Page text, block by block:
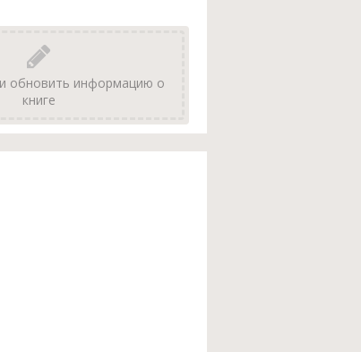
обновить информацию о
книге